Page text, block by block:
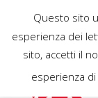
Questo sito
esperienza dei
sito, accetti il
esperienza di